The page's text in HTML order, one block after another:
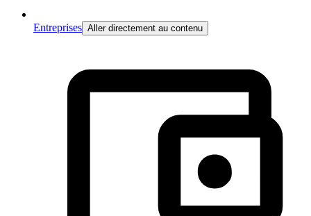
Entreprises Aller directement au contenu